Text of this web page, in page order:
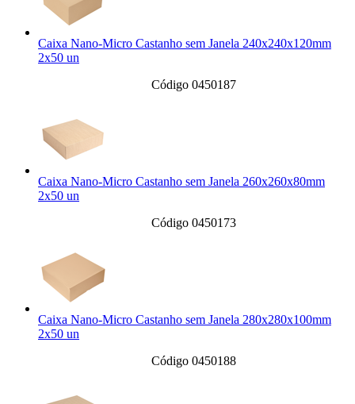
Caixa Nano-Micro Castanho sem Janela 240x240x120mm
2x50 un
Código 0450187
Caixa Nano-Micro Castanho sem Janela 260x260x80mm
2x50 un
Código 0450173
Caixa Nano-Micro Castanho sem Janela 280x280x100mm
2x50 un
Código 0450188